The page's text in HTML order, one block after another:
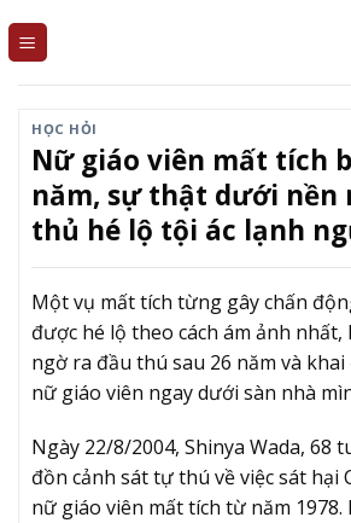
HỌC HỎI
Nữ giáo viên mất tích
năm, sự thật dưới nền
thủ hé lộ tội ác lạnh
Một vụ mất tích từng gây chấn
được hé lộ theo cách ám ảnh
ngờ ra đầu thú sau 26 năm và
nữ giáo viên ngay dưới sàn nhà
Ngày 22/8/2004, Shinya Wada, 68
đồn cảnh sát tự thú về việc sát hại
nữ giáo viên mất tích từ năm 1978.